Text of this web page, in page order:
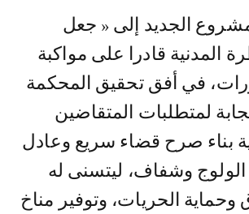
الجديد إلى « جعل
المدنية قادرا على مواكبة
في أفق تحقيق المحكمة
لمتطلبات المتقاضين
بناء صرح قضاء سريع وعادل
وشفاف، ليتسنى له
الحريات، وتوفير مناخ